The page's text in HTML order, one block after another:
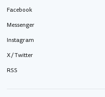
Facebook
Messenger
Instagram
X / Twitter
RSS